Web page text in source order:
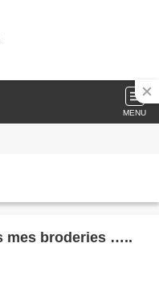
MENU
mes broderies …..